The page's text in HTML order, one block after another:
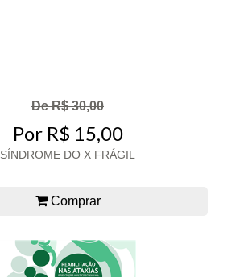
De R$ 30,00
Por R$ 15,00
SÍNDROME DO X FRÁGIL
Comprar